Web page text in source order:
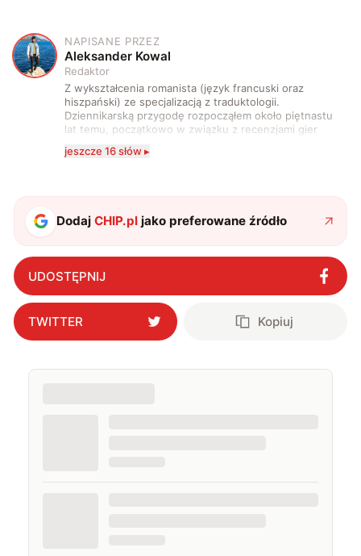
A
NAPISANE PRZEZ
Aleksander Kowal
Redaktor
Z wykształcenia romanista (język francuski oraz
hiszpański) ze specjalizacją z traduktologii.
Dziennikarską przygodę rozpocząłem około piętnastu
lat temu, początkowo w związku z recenzjami gier
komputerowych i filmów. Obecnie publikuję
zdecydowanie częściej na tematy związane z nauką
także uprawiać oraz oglądać sport.
jeszcze 16 słów ▸
DodajCHIP.pl jako preferowane źródło
UDOSTĘPNIJ
TWITTER Kopiuj